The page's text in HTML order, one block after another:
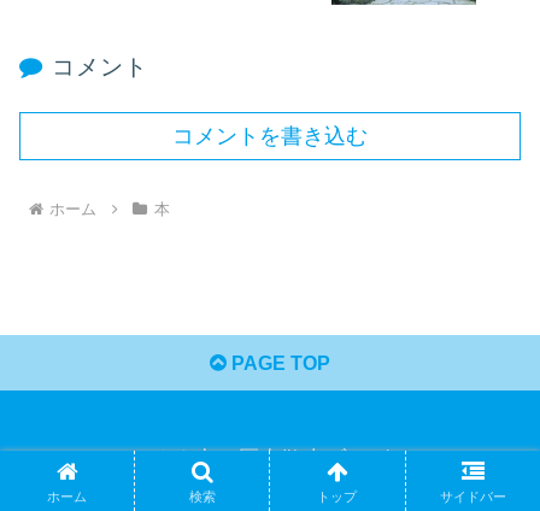
コメント
コメントを書き込む
ホーム 本
PAGE TOP
くま吉の歴史散歩ブログ
© 2024 くま吉の歴史散歩ブログ.
ホーム 検索 トップ サイドバー